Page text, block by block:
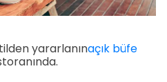
yararlanınaçık büfe